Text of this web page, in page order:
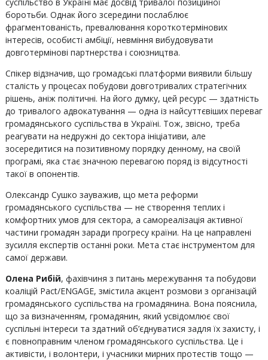
боротьби. Однак його зсередини послаблює
фрагментованість, превалювання короткотермінових
інтересів, особисті амбіції, невміння вибудовувати
довготермінові партнерства і союзництва.
Спікер відзначив, що громадські платформи виявили більшу
сталість у процесах побудови довготривалих стратегічних
рішень, аніж політичні. На його думку, цей ресурс — здатність
до тривалого адвокатування — одна із найсуттєвіших переваг
громадянського суспільства в Україні. Тож, звісно, треба
реагувати на недружні до сектора ініціативи, але
зосередитися на позитивному порядку денному, на своїй
програмі, яка стає значною перевагою поряд із відсутності
такої в опонентів.
Олександр Сушко зауважив, що мета реформи
громадянського суспільства — не створення теплих і
комфортних умов для сектора, а самореалізація активної
частини громадян заради прогресу країни. На це направлені
зусилля експертів останні роки. Мета стає інструментом для
самої держави.
Олена Рибій, фахівчиня з питань мережування та побудови
коаліцій Pact/ENGAGE, змістила акцент розмови з організацій
громадянського суспільства на громадянина. Вона пояснила,
що за визначенням, громадянин, який усвідомлює свої
суспільні інтереси та здатний об’єднуватися задля їх захисту, і
є повноправним членом громадянського суспільства. Це і
активісти, і волонтери, і учасники мирних протестів тощо —